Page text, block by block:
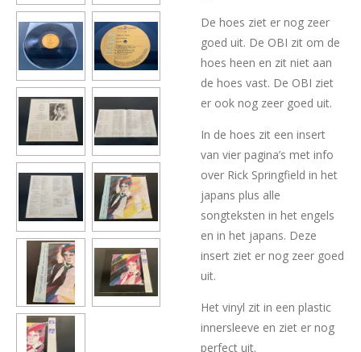
De hoes ziet er nog zeer
goed uit. De OBI zit om de
hoes heen en zit niet aan
de hoes vast. De OBI ziet
er ook nog zeer goed uit.
In de hoes zit een insert
van vier pagina’s met info
over Rick Springfield in het
japans plus alle
songteksten in het engels
en in het japans. Deze
insert ziet er nog zeer goed
uit.
Het vinyl zit in een plastic
innersleeve en ziet er nog
perfect uit.